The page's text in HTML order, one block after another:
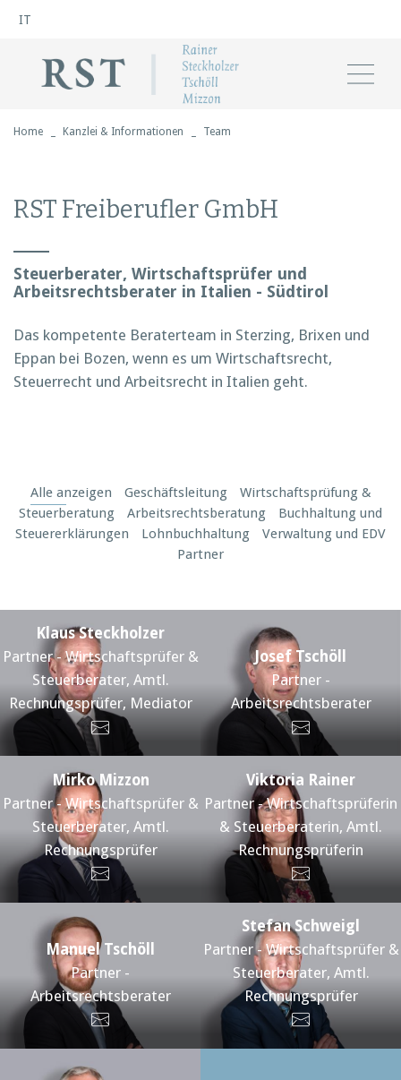
IT
Home Kanzlei & Informationen Team
RST Freiberufler GmbH
Steuerberater, Wirtschaftsprüfer und
Arbeitsrechtsberater in Italien - Südtirol
Das kompetente Beraterteam in Sterzing, Brixen und
Eppan bei Bozen, wenn es um Wirtschaftsrecht,
Steuerrecht und Arbeitsrecht in Italien geht.
Alle anzeigen Geschäftsleitung
Wirtschaftsprüfung &
Steuerberatung
Arbeitsrechtsberatung
Buchhaltung und
Steuererklärungen
Lohnbuchhaltung
Verwaltung und EDV
Partner
Klaus Steckholzer
Partner - Wirtschaftsprüfer &
Steuerberater, Amtl.
Rechnungsprüfer, Mediator
Josef Tschöll
Partner -
Arbeitsrechtsberater
Mirko Mizzon
Partner - Wirtschaftsprüfer &
Steuerberater, Amtl.
Rechnungsprüfer
Viktoria Rainer
Partner - Wirtschaftsprüferin
& Steuerberaterin, Amtl.
Rechnungsprüferin
Manuel Tschöll
Partner -
Arbeitsrechtsberater
Stefan Schweigl
Partner - Wirtschaftsprüfer &
Steuerberater, Amtl.
Rechnungsprüfer